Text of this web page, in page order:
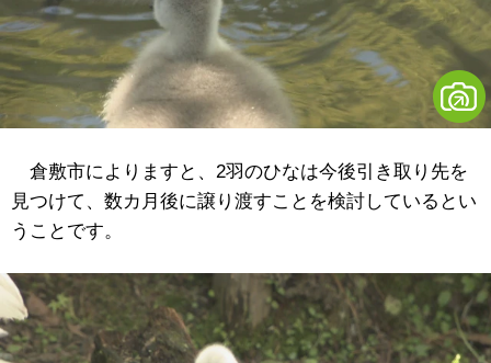
倉敷市によりますと、2羽のひなは今後引き取り先を
見つけて、数カ月後に譲り渡すことを検討しているとい
うことです。